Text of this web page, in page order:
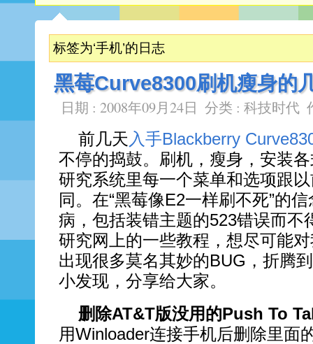
标签为‘手机’的日志
黑莓Curve8300刷机瘦身的
日期 : 2008年09月24日 分类 : 科技时代
前几天 入手Blackberry
不停的捣鼓。刷机，瘦身，安装
研究系统里每一个菜单和选项跟
同。在“黑莓像E2一样刷不死”的
病，包括装错主题的523错误而不
研究网上的一些教程，想尽可能
出现很多莫名其妙的BUG，折腾
小发现，分享给大家。
删除AT&T版没用的Push To
用Winloader连接手机后删除里面